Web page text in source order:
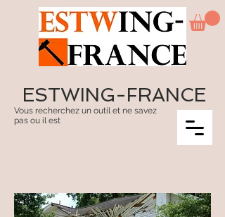
ESTWING-FRANCE
Vous recherchez un outil et ne savez
pas ou il est